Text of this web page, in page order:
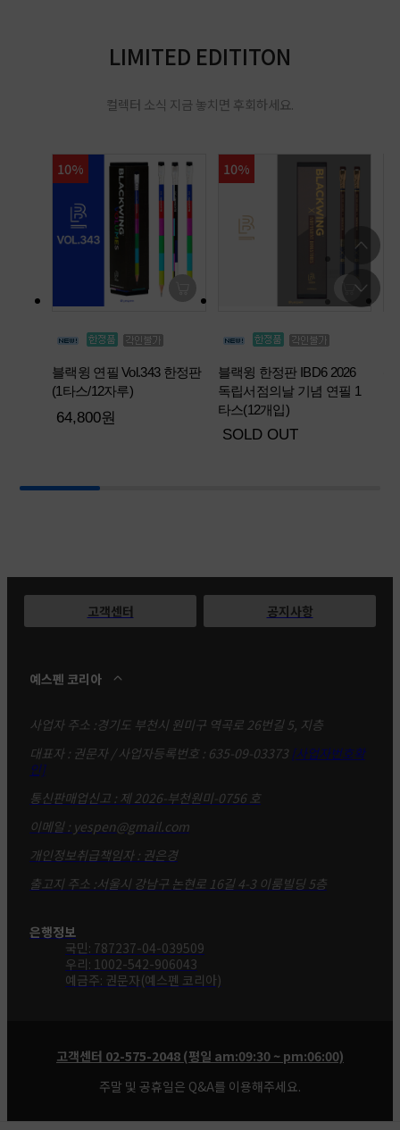
LIMITED EDITITON
컬렉터 소식 지금 놓치면 후회하세요.
10%
블랙윙 연필 Vol.343 한정판
(1타스/12자루)
64,800원
10%
블랙윙 한정판 IBD6 2026
독립서점의날 기념 연필 1
타스(12개입)
SOLD OUT
고객센터 공지사항
예스펜 코리아
사업자 주소 :경기도 부천시 원미구 역곡로 26번길 5, 지층
대표자 : 권문자 / 사업자등록번호 : 635-09-03373 [사업자번호확
인]
통신판매업신고 : 제 2026-부천원미-0756 호
이메일 : yespen@gmail.com
개인정보취급책임자 : 권은경
출고지 주소 :서울시 강남구 논현로 16길 4-3 이룸빌딩 5층
은행정보
국민: 787237-04-039509
우리: 1002-542-906043
예금주: 권문자(예스펜 코리아)
고객센터 02-575-2048 (평일 am:09:30 ~ pm:06:00)
주말 및 공휴일은 Q&A를 이용해주세요.